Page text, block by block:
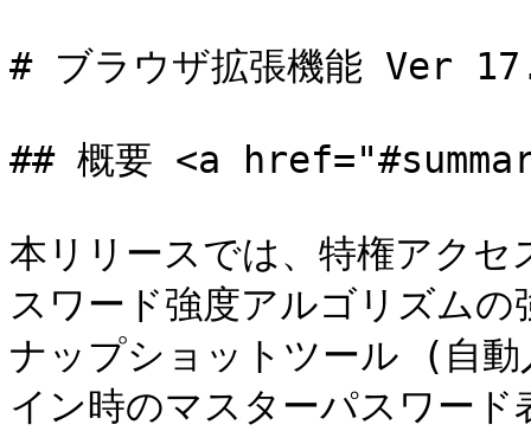
# ブラウザ拡張機能 Ver
## 概要 <a
本リリースでは、特権アク
スワード強度アルゴリズム
ナップショットツール (自
イン時のマスターパスワー